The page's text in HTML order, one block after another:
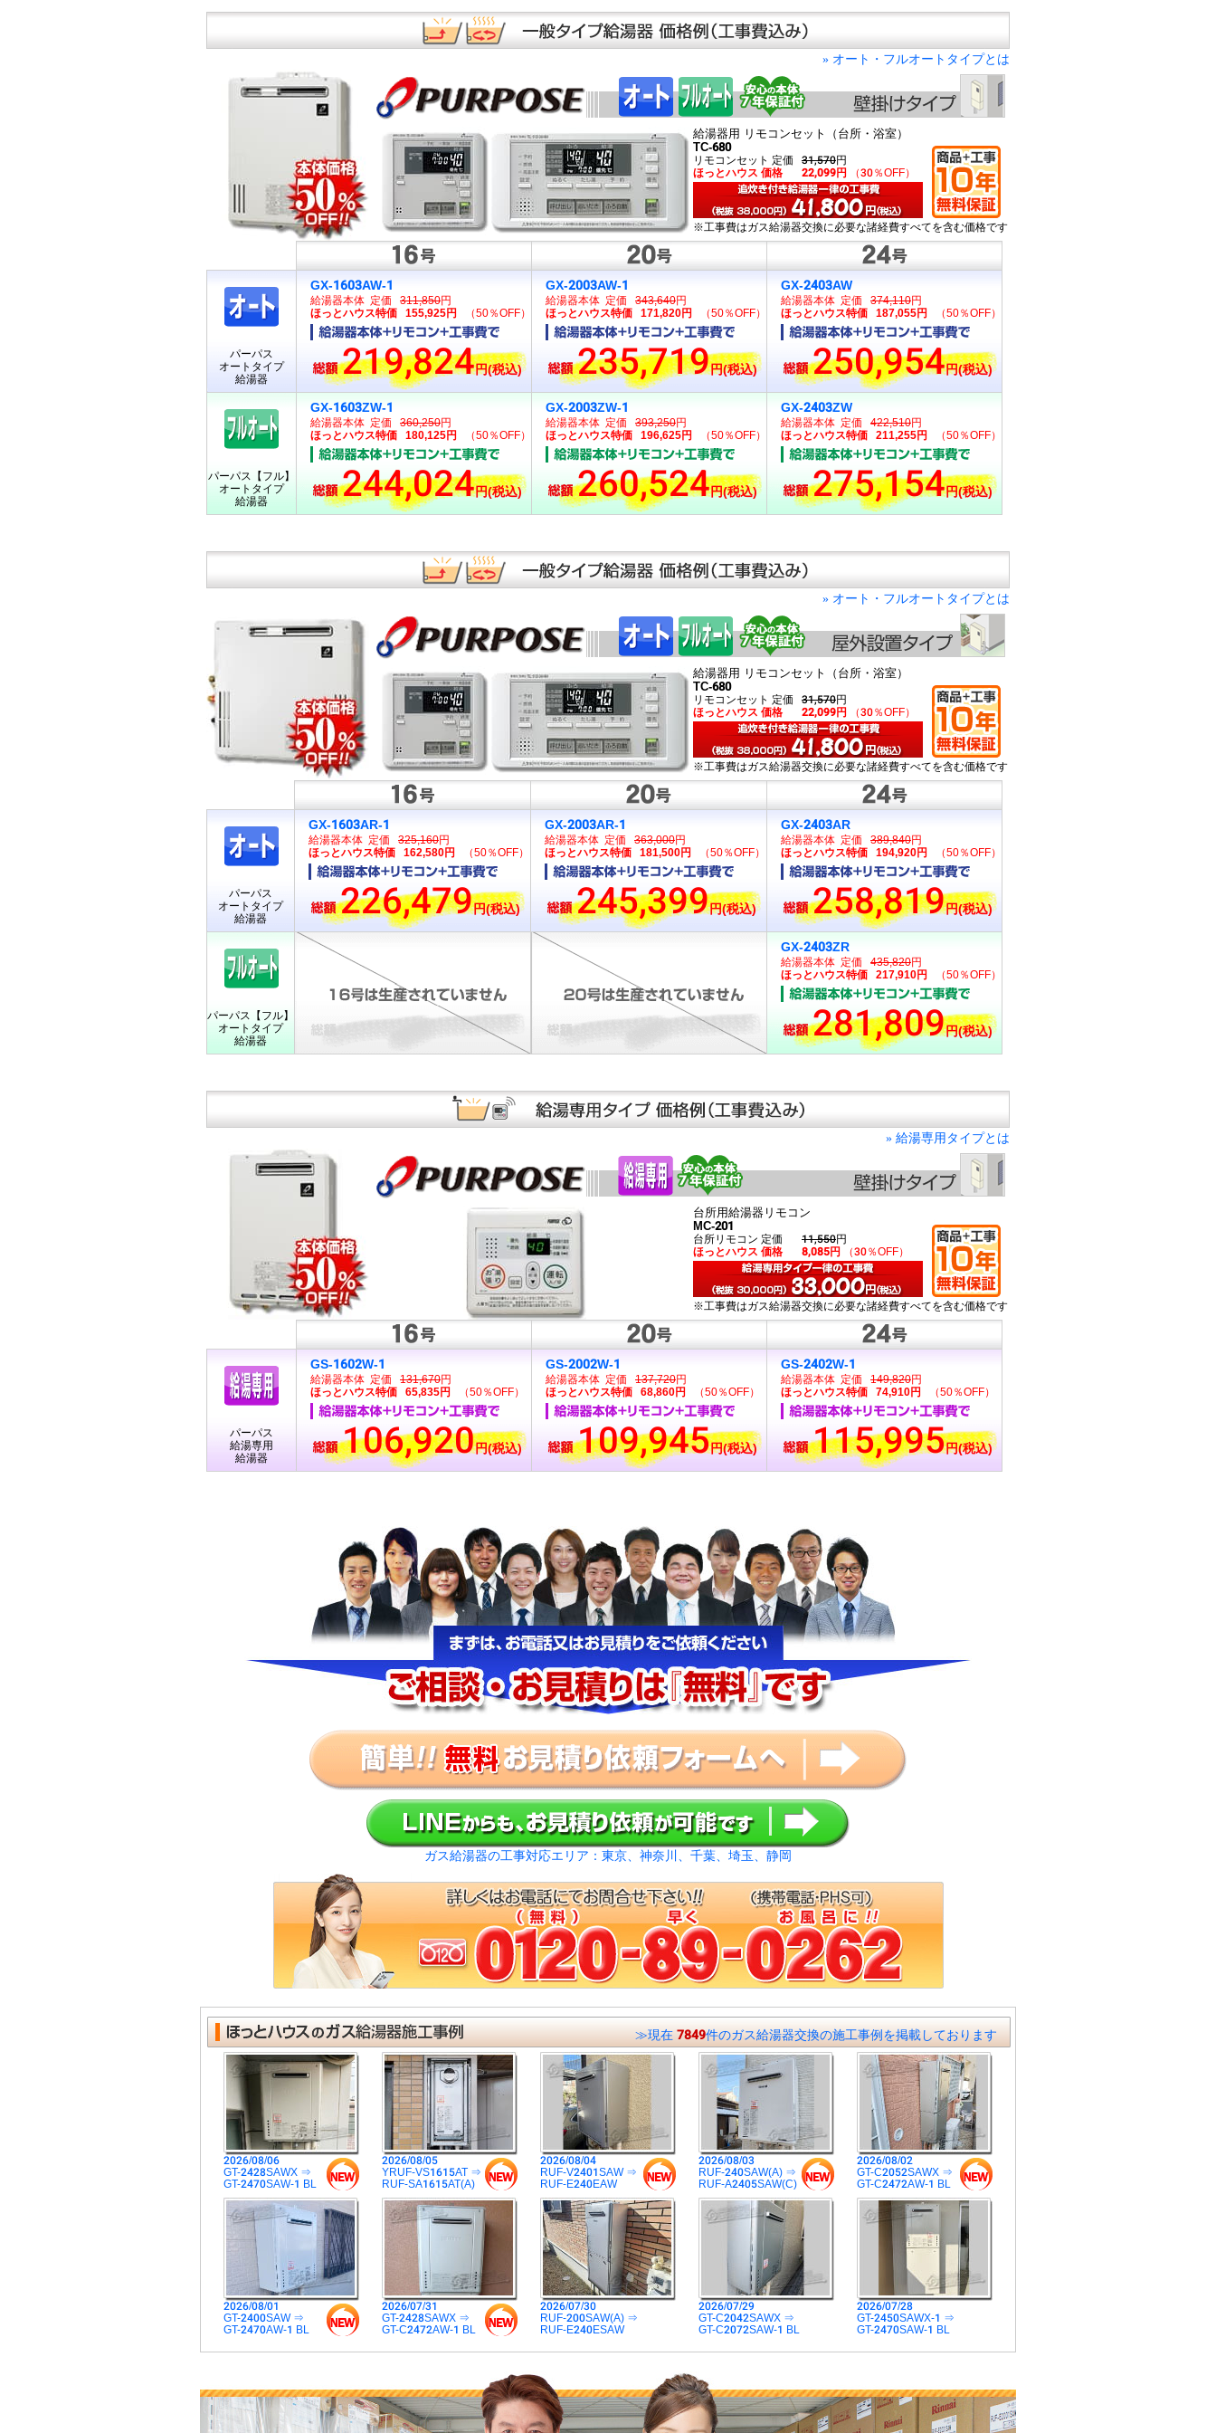
» オート・フルオートタイプとは
給湯器用 リモコンセット（台所・浴室）
TC-680
リモコンセット 定価 31,570円
ほっとハウス 価格
22,099円 （30％OFF）
※工事費はガス給湯器交換に必要な諸経費すべてを含む価格です
パーパス
オートタイプ
給湯器
GX-1603AW-1
給湯器本体 定価 311,850円
ほっとハウス特価 155,925円
（50％OFF）
219,824円(税込)
GX-2003AW-1
給湯器本体 定価 343,640円
ほっとハウス特価 171,820円
（50％OFF）
235,719円(税込)
GX-2403AW
給湯器本体 定価 374,110円
ほっとハウス特価 187,055円
（50％OFF）
250,954円(税込)
パーパス【フル】
オートタイプ
給湯器
GX-1603ZW-1
給湯器本体 定価 360,250円
ほっとハウス特価 180,125円
（50％OFF）
244,024円(税込)
GX-2003ZW-1
給湯器本体 定価 393,250円
ほっとハウス特価 196,625円
（50％OFF）
260,524円(税込)
GX-2403ZW
給湯器本体 定価 422,510円
ほっとハウス特価 211,255円
（50％OFF）
275,154円(税込)
» オート・フルオートタイプとは
給湯器用 リモコンセット（台所・浴室）
TC-680
リモコンセット 定価 31,570円
ほっとハウス 価格
22,099円 （30％OFF）
※工事費はガス給湯器交換に必要な諸経費すべてを含む価格です
パーパス
オートタイプ
給湯器
GX-1603AR-1
給湯器本体 定価 325,160円
ほっとハウス特価 162,580円
（50％OFF）
226,479円(税込)
GX-2003AR-1
給湯器本体 定価 363,000円
ほっとハウス特価 181,500円
（50％OFF）
245,399円(税込)
GX-2403AR
給湯器本体 定価 389,840円
ほっとハウス特価 194,920円
（50％OFF）
258,819円(税込)
パーパス【フル】
オートタイプ
給湯器
GX-2403ZR
給湯器本体 定価 435,820円
ほっとハウス特価 217,910円
（50％OFF）
281,809円(税込)
» 給湯専用タイプとは
台所用給湯器リモコン
MC-201
台所リモコン 定価 11,550円
ほっとハウス 価格
8,085円 （30％OFF）
※工事費はガス給湯器交換に必要な諸経費すべてを含む価格です
パーパス
給湯専用
給湯器
GS-1602W-1
給湯器本体 定価 131,670円
ほっとハウス特価 65,835円
（50％OFF）
106,920円(税込)
GS-2002W-1
給湯器本体 定価 137,720円
ほっとハウス特価 68,860円
（50％OFF）
109,945円(税込)
GS-2402W-1
給湯器本体 定価 149,820円
ほっとハウス特価 74,910円
（50％OFF）
115,995円(税込)
ガス給湯器の工事対応エリア：東京、神奈川、千葉、埼玉、静岡
≫現在 7849件のガス給湯器交換の施工事例を掲載しております
2026/08/06
GT-2428SAWX ⇒
GT-2470SAW-1 BL
2026/08/05
YRUF-VS1615AT ⇒
RUF-SA1615AT(A)
2026/08/04
RUF-V2401SAW ⇒
RUF-E240EAW
2026/08/03
RUF-240SAW(A) ⇒
RUF-A2405SAW(C)
2026/08/02
GT-C2052SAWX ⇒
GT-C2472AW-1 BL
2026/08/01
GT-2400SAW ⇒
GT-2470AW-1 BL
2026/07/31
GT-2428SAWX ⇒
GT-C2472AW-1 BL
2026/07/30
RUF-200SAW(A) ⇒
RUF-E240ESAW
2026/07/29
GT-C2042SAWX ⇒
GT-C2072SAW-1 BL
2026/07/28
GT-2450SAWX-1 ⇒
GT-2470SAW-1 BL